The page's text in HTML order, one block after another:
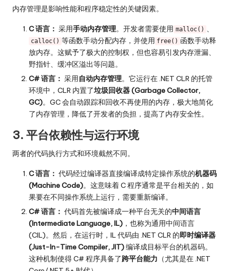
内存管理是影响性能和程序稳定性的关键因素。
C 语言： 采用手动内存管理。开发者需要使用 malloc() 、
calloc() 等函数手动分配内存，并使用 free() 函数手动释
放内存。这赋予了极大的控制权，但也容易引发内存泄漏、
野指针、缓冲区溢出等问题。
C# 语言： 采用自动内存管理。它运行在 .NET CLR 的托管
环境中，CLR 内置了垃圾回收器 (Garbage Collector,
GC)。GC 会自动跟踪和回收不再使用的内存，极大地简化
了内存管理，降低了开发者的负担，提高了内存安全性。
3. 平台依赖性与运行环境
两者的代码执行方式和环境截然不同。
C 语言： 代码经过编译器直接编译成特定操作系统的机器码
(Machine Code)。这意味着 C 程序通常是平台相关的，如
果要在不同操作系统上运行，需要重新编译。
C# 语言： 代码首先被编译成一种平台无关的中间语言
(Intermediate Language, IL) ，也称为通用中间语言
(CIL)。然后，在运行时，IL 代码由 .NET CLR 的即时编译器
(Just-In-Time Compiler, JIT)编译成目标平台的机器码。
这种机制使得 C# 程序具备了跨平台能力 （尤其是在 .NET